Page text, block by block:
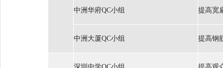
中洲华府QC小组 提高宽
中洲大厦QC小组 提高钢